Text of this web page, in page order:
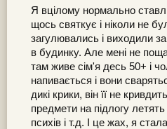
Я вцілому нормально
щось святкує і ніколи не
загулювались і виходили
в будинку. Але мені не
там живе сім'я десь 50+ і
напивається і вони
дикі крики, він її не
предмети на підлогу летять
психів і т.д. І це жах, я